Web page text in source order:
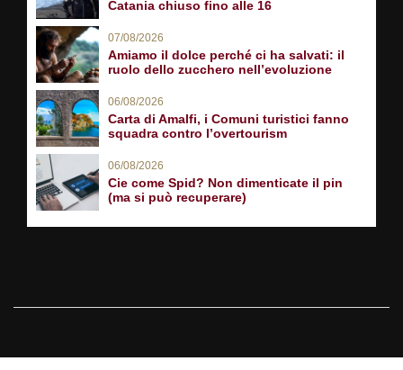
Catania chiuso fino alle 16
07/08/2026
Amiamo il dolce perché ci ha salvati: il
ruolo dello zucchero nell’evoluzione
06/08/2026
Carta di Amalfi, i Comuni turistici fanno
squadra contro l’overtourism
06/08/2026
Cie come Spid? Non dimenticate il pin
(ma si può recuperare)